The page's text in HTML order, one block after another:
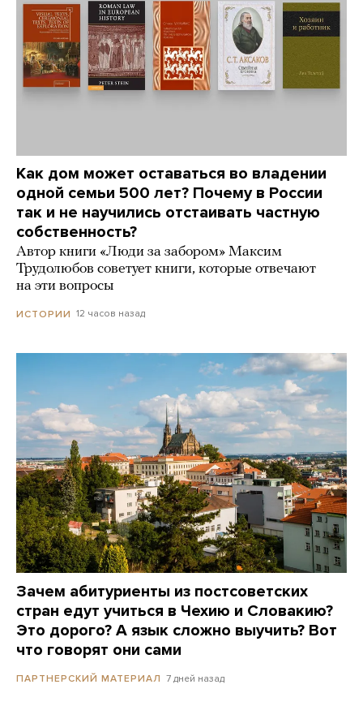
Как дом может оставаться во владении
одной семьи 500 лет? Почему в России
так и не научились отстаивать частную
собственность?
Автор книги «Люди за забором» Максим
Трудолюбов советует книги, которые отвечают
на эти вопросы
ИСТОРИИ 12 часов назад
Зачем абитуриенты из постсоветских
стран едут учиться в Чехию и Словакию?
Это дорого? А язык сложно выучить? Вот
что говорят они сами
ПАРТНЕРСКИЙ МАТЕРИАЛ 7 дней назад